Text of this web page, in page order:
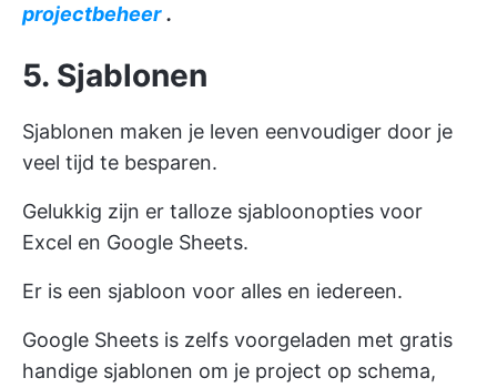
projectbeheer .
5. Sjablonen
Sjablonen maken je leven eenvoudiger door je
veel tijd te besparen.
Gelukkig zijn er talloze sjabloonopties voor
Excel en Google Sheets.
Er is een sjabloon voor alles en iedereen.
Google Sheets is zelfs voorgeladen met gratis
handige sjablonen om je project op schema,